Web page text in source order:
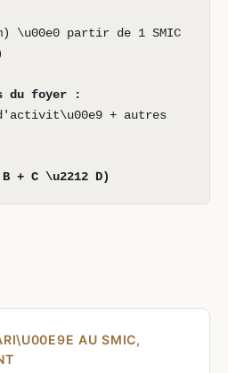
\u00e0 partir de 1 SMIC
du foyer :
+ autres
+ C \u2212 D)
AU SMIC,